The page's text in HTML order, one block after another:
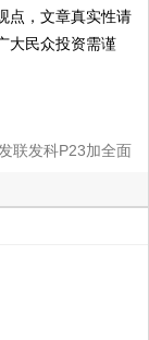
点，文章真实性请
大民众投资需谨
联发科P23加全面